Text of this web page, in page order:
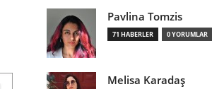
Pavlina Tomzis
71 HABERLER 0 YORUMLAR
Melisa Karadaş